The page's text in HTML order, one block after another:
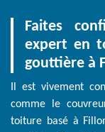
Faites
expert en
gouttière à
Il est vivement
comme le
toiture basé à